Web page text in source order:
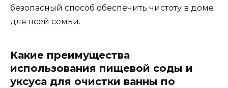
безопасный способ обеспечить чистоту в доме
для всей семьи.
Какие преимущества
использования пищевой соды и
уксуса для очистки ванны по